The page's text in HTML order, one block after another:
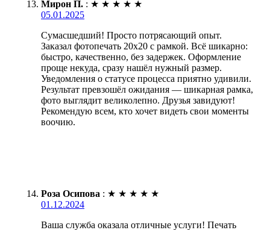
Мирон П. : ★ ★ ★ ★ ★
05.01.2025
Сумасшедший! Просто потрясающий опыт.
Заказал фотопечать 20х20 с рамкой. Всё шикарно:
быстро, качественно, без задержек. Оформление
проще некуда, сразу нашёл нужный размер.
Уведомления о статусе процесса приятно удивили.
Результат превзошёл ожидания — шикарная рамка,
фото выглядит великолепно. Друзья завидуют!
Рекомендую всем, кто хочет видеть свои моменты
воочию.
Роза Осипова : ★ ★ ★ ★ ★
01.12.2024
Ваша служба оказала отличные услуги! Печать